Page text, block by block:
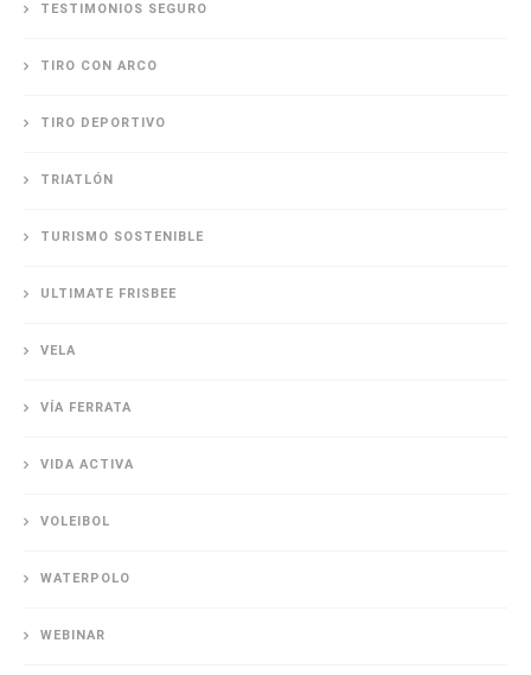
TESTIMONIOS SEGURO
TIRO CON ARCO
TIRO DEPORTIVO
TRIATLÓN
TURISMO SOSTENIBLE
ULTIMATE FRISBEE
VELA
VÍA FERRATA
VIDA ACTIVA
VOLEIBOL
WATERPOLO
WEBINAR